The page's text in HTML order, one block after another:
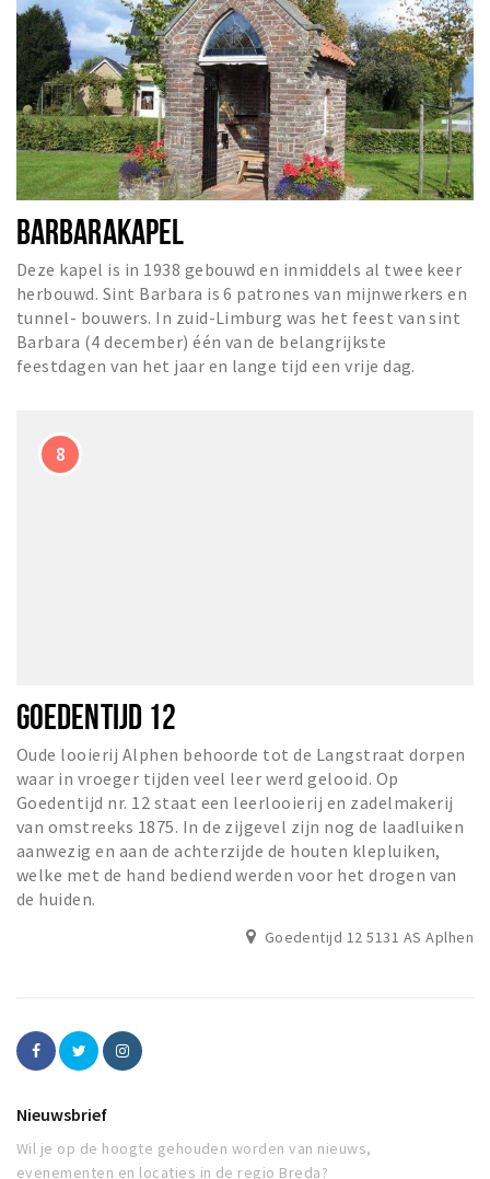
BARBARAKAPEL
Deze kapel is in 1938 gebouwd en inmiddels al twee keer
herbouwd. Sint Barbara is 6 patrones van mijnwerkers en
tunnel- bouwers. In zuid-Limburg was het feest van sint
Barbara (4 december) één van de belangrijkste
feestdagen van het jaar en lange tijd een vrije dag.
GOEDENTIJD 12
Oude looierij Alphen behoorde tot de Langstraat dorpen
waar in vroeger tijden veel leer werd gelooid. Op
Goedentijd nr. 12 staat een leerlooierij en zadelmakerij
van omstreeks 1875. In de zijgevel zijn nog de laadluiken
aanwezig en aan de achterzijde de houten klepluiken,
welke met de hand bediend werden voor het drogen van
de huiden.
Goedentijd 12 5131 AS Aplhen
Nieuwsbrief
Wil je op de hoogte gehouden worden van nieuws,
evenementen en locaties in de regio Breda?